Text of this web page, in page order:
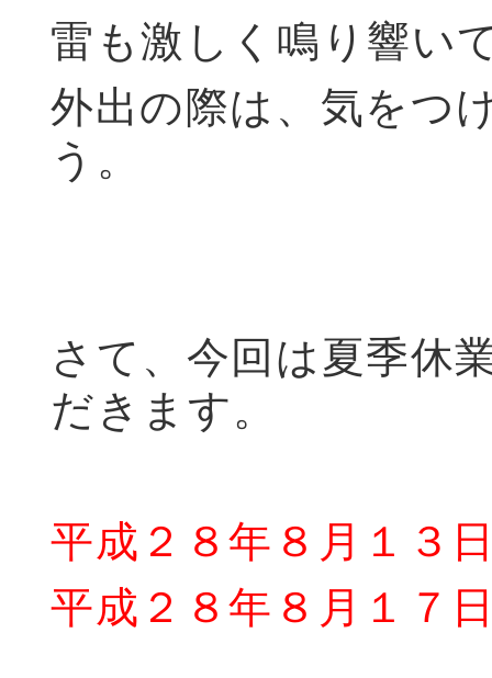
雷も激しく鳴り響い
外出の際は、気をつ
う。
さて、今回は夏季休
だきます。
平成２８年８月１３
平成２８年８月１７